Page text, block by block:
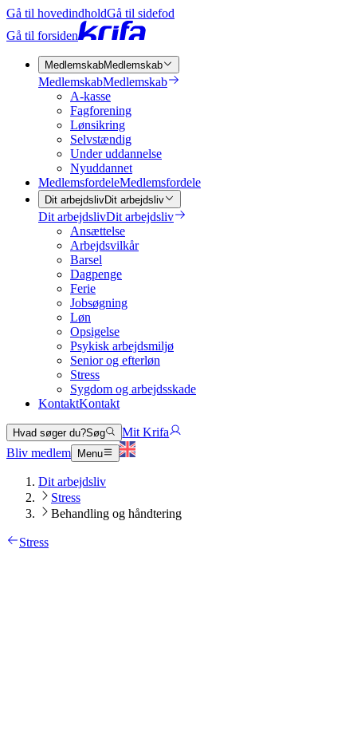
Gå til hovedindholdGå til sidefod
Gå til forsiden
MedlemskabMedlemskab
MedlemskabMedlemskab
A-kasse
Fagforening
Lønsikring
Selvstændig
Under uddannelse
Nyuddannet
MedlemsfordeleMedlemsfordele
Dit arbejdslivDit arbejdsliv
Dit arbejdslivDit arbejdsliv
Ansættelse
Arbejdsvilkår
Barsel
Dagpenge
Ferie
Jobsøgning
Løn
Opsigelse
Psykisk arbejdsmiljø
Senior og efterløn
Stress
Sygdom og arbejdsskade
KontaktKontakt
Hvad søger du?Søg
Mit Krifa
Bliv medlem
Menu
Dit arbejdsliv
Stress
Behandling og håndtering
Stress